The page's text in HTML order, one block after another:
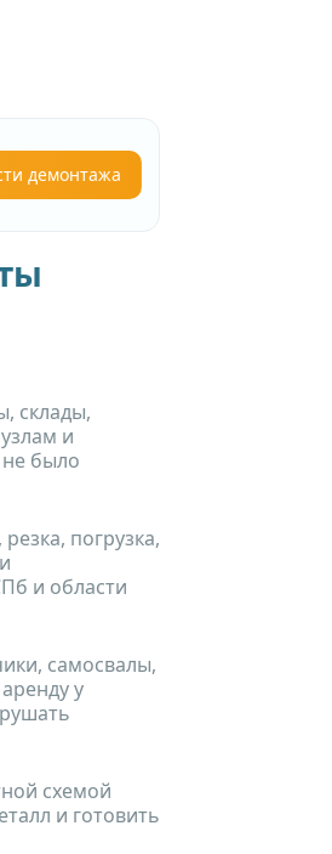
демонтажа
склады,
и
было
погрузка,
и области
самосвалы,
у
схемой
и готовить